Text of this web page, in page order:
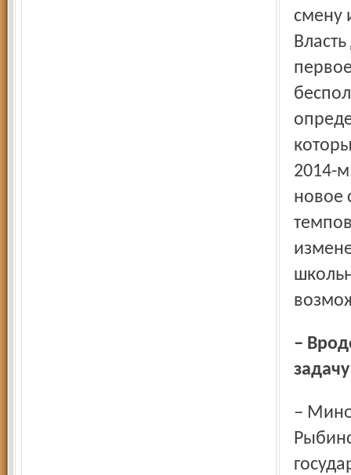
смену
2014-
новое
– Вроде Министерство образования как раз и ставит
– Минобразования в основном строит иллюзии. Вот в